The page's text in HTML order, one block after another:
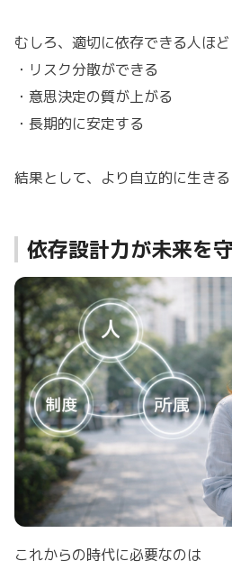
むしろ、適切に依存できる人ほど
・リスク分散ができる
・意思決定の質が上がる
・長期的に安定する
結果として、より自立的に生きる
依存設計力が未来を
これからの時代に必要なのは